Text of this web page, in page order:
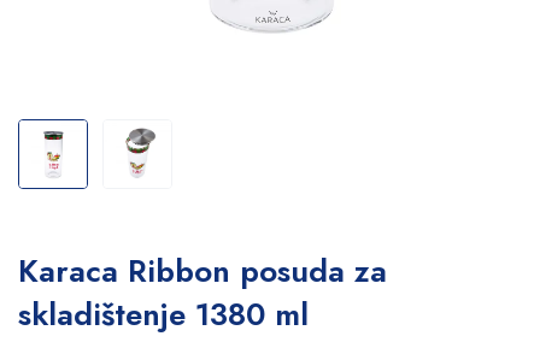
Karaca Ribbon posuda za
skladištenje 1380 ml